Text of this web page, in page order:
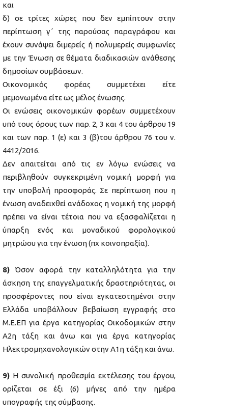
και
δ) σε τρίτες χώρες που δεν εμπίπτουν στην
περίπτωση γ΄ της παρούσας παραγράφου και
έχουν συνάψει διμερείς ή πολυμερείς συμφωνίες
με την Ένωση σε θέματα διαδικασιών ανάθεσης
δημοσίων συμβάσεων.
Οικονομικός φορέας συμμετέχει είτε
μεμονωμένα είτε ως μέλος ένωσης.
Οι ενώσεις οικονομικών φορέων συμμετέχουν
υπό τους όρους των παρ. 2, 3 και 4 του άρθρου 19
και των παρ. 1 (ε) και 3 (β)του άρθρου 76 του ν.
4412/2016.
Δεν απαιτείται από τις εν λόγω ενώσεις να
περιβληθούν συγκεκριμένη νομική μορφή για
την υποβολή προσφοράς. Σε περίπτωση που η
ένωση αναδειχθεί ανάδοχος η νομική της μορφή
πρέπει να είναι τέτοια που να εξασφαλίζεται η
ύπαρξη ενός και μοναδικού φορολογικού
μητρώου για την ένωση (πχ κοινοπραξία).
8) Όσον αφορά την καταλληλότητα για την
άσκηση της επαγγελματικής δραστηριότητας, οι
προσφέροντες που είναι εγκατεστημένοι στην
Ελλάδα υποβάλλουν βεβαίωση εγγραφής στο
Μ.Ε.ΕΠ για έργα κατηγορίας Οικοδομικών στην
Α2η τάξη και άνω και για έργα κατηγορίας
Ηλεκτρομηχανολογικών στην Α1η τάξη και άνω.
9) Η συνολική προθεσμία εκτέλεσης του έργου,
ορίζεται σε έξι (6) μήνες από την ημέρα
υπογραφής της σύμβασης.